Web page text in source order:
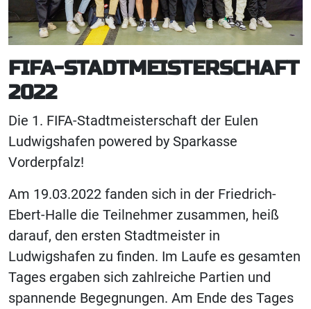
FIFA-STADTMEISTERSCHAFT
2022
Die 1. FIFA-Stadtmeisterschaft der Eulen
Ludwigshafen powered by Sparkasse
Vorderpfalz!
Am 19.03.2022 fanden sich in der Friedrich-
Ebert-Halle die Teilnehmer zusammen, heiß
darauf, den ersten Stadtmeister in
Ludwigshafen zu finden. Im Laufe es gesamten
Tages ergaben sich zahlreiche Partien und
spannende Begegnungen. Am Ende des Tages